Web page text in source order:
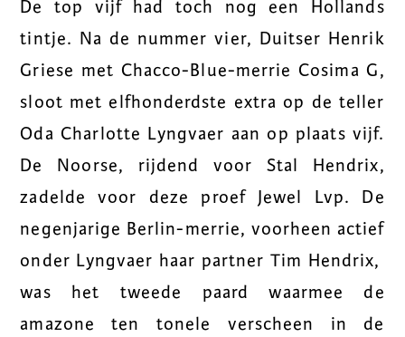
De top vijf had toch nog een Hollands
tintje. Na de nummer vier, Duitser Henrik
Griese met Chacco-Blue-merrie Cosima G,
sloot met elfhonderdste extra op de teller
Oda Charlotte Lyngvaer aan op plaats vijf.
De Noorse, rijdend voor Stal Hendrix,
zadelde voor deze proef Jewel Lvp. De
negenjarige Berlin-merrie, voorheen actief
onder Lyngvaer haar partner Tim Hendrix,
was het tweede paard waarmee de
amazone ten tonele verscheen in de